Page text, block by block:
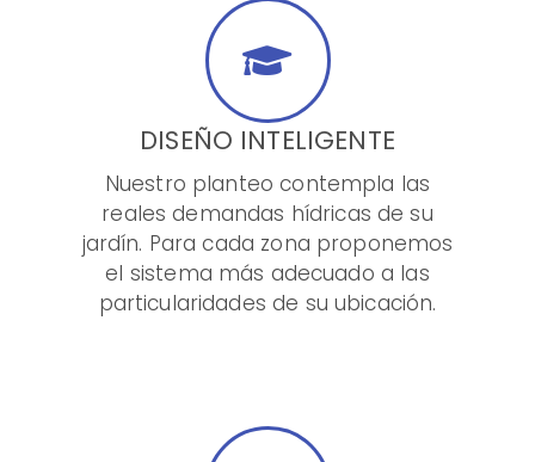
DISEÑO INTELIGENTE
Nuestro planteo contempla las
reales demandas hídricas de su
jardín. Para cada zona proponemos
el sistema más adecuado a las
particularidades de su ubicación.